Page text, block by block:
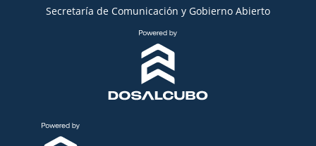
Secretaría de Comunicación y Gobierno Abierto